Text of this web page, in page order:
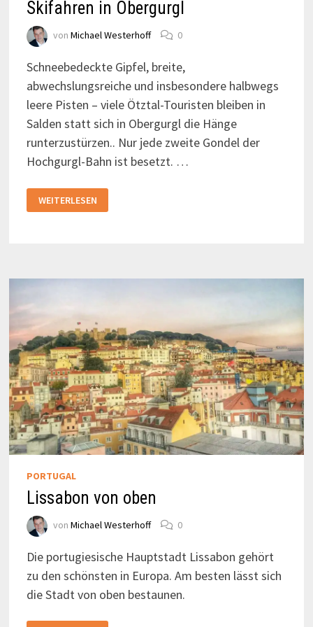
Skifahren in Obergurgl
von Michael Westerhoff 0
Schneebedeckte Gipfel, breite,
abwechslungsreiche und insbesondere halbwegs
leere Pisten – viele Ötztal-Touristen bleiben in
Salden statt sich in Obergurgl die Hänge
runterzustürzen.. Nur jede zweite Gondel der
Hochgurgl-Bahn ist besetzt. …
IN
OBERGURGL
WEITERLESEN
PORTUGAL
Lissabon von oben
von Michael Westerhoff 0
Die portugiesische Hauptstadt Lissabon gehört
zu den schönsten in Europa. Am besten lässt sich
die Stadt von oben bestaunen.